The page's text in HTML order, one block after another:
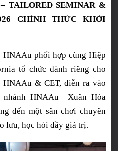
TAILORED SEMINAR &
CHÍNH THỨC KHỞI
phối hợp cùng Hiệp
tổ chức dành riêng cho
& CET, diễn ra vào
nhánh HNAAu Xuân Hòa
đến một sân chơi chuyên
lưu, học hỏi đầy giá trị.